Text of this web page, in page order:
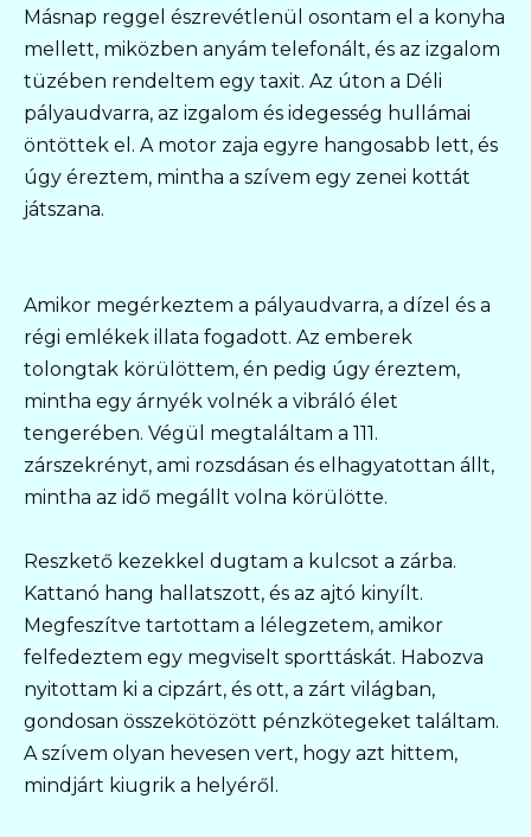
Másnap reggel észrevétlenül osontam el a konyha
mellett, miközben anyám telefonált, és az izgalom
tüzében rendeltem egy taxit. Az úton a Déli
pályaudvarra, az izgalom és idegesség hullámai
öntöttek el. A motor zaja egyre hangosabb lett, és
úgy éreztem, mintha a szívem egy zenei kottát
játszana.
Amikor megérkeztem a pályaudvarra, a dízel és a
régi emlékek illata fogadott. Az emberek
tolongtak körülöttem, én pedig úgy éreztem,
mintha egy árnyék volnék a vibráló élet
tengerében. Végül megtaláltam a 111.
zárszekrényt, ami rozsdásan és elhagyatottan állt,
mintha az idő megállt volna körülötte.
Reszkető kezekkel dugtam a kulcsot a zárba.
Kattanó hang hallatszott, és az ajtó kinyílt.
Megfeszítve tartottam a lélegzetem, amikor
felfedeztem egy megviselt sporttáskát. Habozva
nyitottam ki a cipzárt, és ott, a zárt világban,
gondosan összekötözött pénzkötegeket találtam.
A szívem olyan hevesen vert, hogy azt hittem,
mindjárt kiugrik a helyéről.